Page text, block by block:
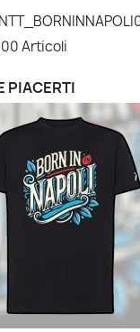
Articoli
PIACERTI